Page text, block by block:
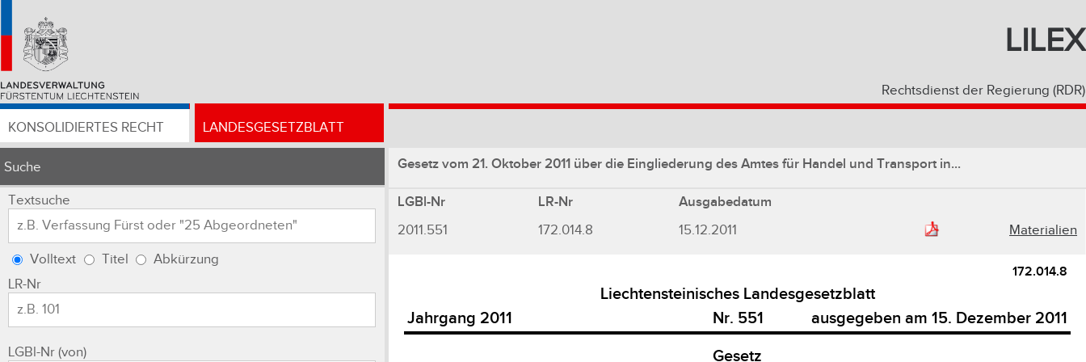
LILEX
Rechtsdienst der Regierung (RDR)
KONSOLIDIERTES RECHT LANDESGESETZBLATT
Suche
Textsuche
Volltext Titel
Abkürzung
LR-Nr
LGBl-Nr (von)
Gesetz vom 21. Oktober 2011 über die Eingliederung des Amtes für Handel und Transport in...
LGBl-Nr LR-Nr Ausgabedatum
2011.551 172.014.8 15.12.2011 Materialien